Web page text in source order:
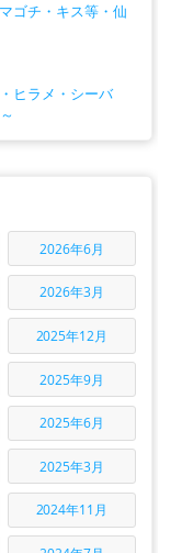
・キス等・仙
ラメ・シーバ
2026年6月
2026年3月
2025年12月
2025年9月
2025年6月
2025年3月
2024年11月